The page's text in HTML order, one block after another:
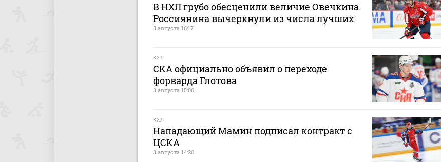
В НХЛ грубо обесценили величие Овечкина.
Россиянина вычеркнули из числа лучших
3 августа 16:17
КХЛ
СКА официально объявил о переходе
форварда Глотова
3 августа 15:06
КХЛ
Нападающий Мамин подписал контракт с
ЦСКА
3 августа 14:20